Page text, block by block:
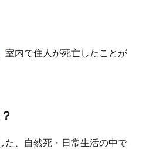
、室内で住人が死亡したことが
た、自然死・日常生活の中で